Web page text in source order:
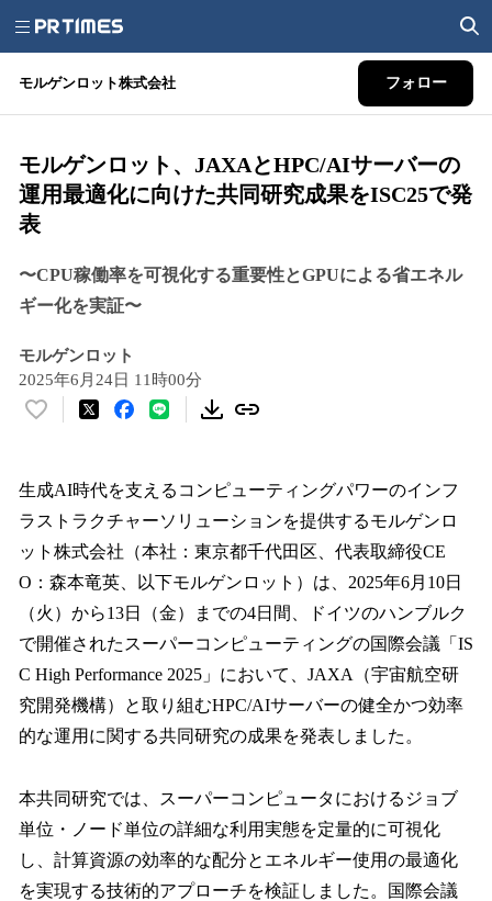
モルゲンロット株式会社 フォロー
モルゲンロット、JAXAとHPC/AIサーバーの
運用最適化に向けた共同研究成果をISC25で発
表
〜CPU稼働率を可視化する重要性とGPUによる省エネル
ギー化を実証〜
モルゲンロット
2025年6月24日 11時00分
い
！
数
読
み
込
み
中
で
す
生成AI時代を支えるコンピューティングパワーのインフ
ラストラクチャーソリューションを提供するモルゲンロ
ット株式会社（本社：東京都千代田区、代表取締役CE
O：森本竜英、以下モルゲンロット）は、2025年6月10日
（火）から13日（金）までの4日間、ドイツのハンブルク
で開催されたスーパーコンピューティングの国際会議「IS
C High Performance 2025」において、JAXA（宇宙航空研
究開発機構）と取り組むHPC/AIサーバーの健全かつ効率
的な運用に関する共同研究の成果を発表しました。
本共同研究では、スーパーコンピュータにおけるジョブ
単位・ノード単位の詳細な利用実態を定量的に可視化
し、計算資源の効率的な配分とエネルギー使用の最適化
を実現する技術的アプローチを検証しました。国際会議